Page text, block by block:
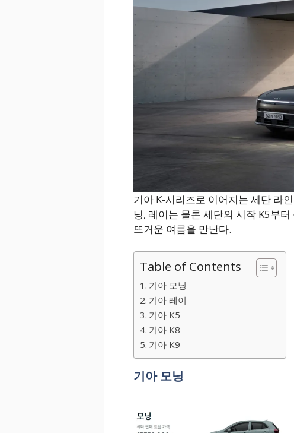
기아 K-시리즈로 이어지는 세단 라
닝, 레이는 물론 세단의 시작 K5부
뜨거운 여름을 만난다.
Table of Contents
기아 모닝
기아 레이
기아 K5
기아 K8
기아 K9
기아 모닝